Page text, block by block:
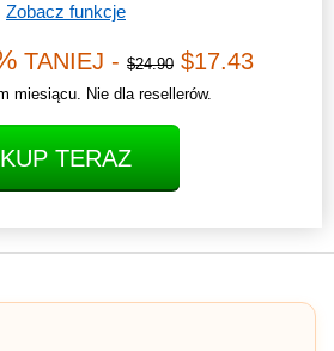
Zobacz funkcje
TANIEJ - $24.90 $17.43
miesiącu. Nie dla resellerów.
KUP TERAZ